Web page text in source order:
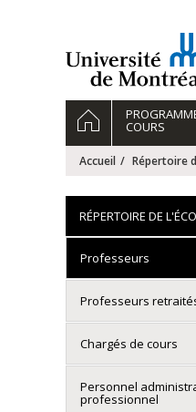
Navigation
principale
ACCUEIL
COURS
Accueil Répertoire
RÉPERTOIRE DE
Professeurs
Professeurs
Chargés de cours
Personnel
professionnel